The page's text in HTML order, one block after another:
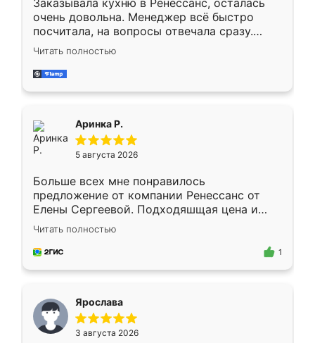
Заказывала кухню в Ренессанс, осталась
очень довольна. Менеджер всё быстро
посчитала, на вопросы отвечала сразу.
Замерщик приехал в субботу, подошёл к
делу со всей ответственностью. Собрали
за день, ребята работали аккуратно, даже
Читать полностью
Аринка Р.
5 августа 2026
Больше всех мне понравилось
предложение от компании Ренессанс от
Елены Сергеевой. Подходяшщая цена и
короткие сроки изготовления. Приехавший
для замера сотрудник Владислав
предложил по моему эскизу самый
Читать полностью
1
Ярослава
3 августа 2026